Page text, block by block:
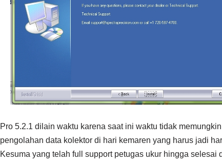
Pro 5.2.1 dilain waktu karena saat ini waktu tidak
pengolahan data kolektor di hari kemaren yang harus jadi
Kesuma yang telah full support petugas ukur hingga